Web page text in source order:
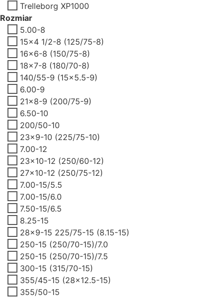
Trelleborg XP1000
Rozmiar
5.00-8
15x4 1/2-8 (125/75-8)
16x6-8 (150/75-8)
18x7-8 (180/70-8)
140/55-9 (15x5.5-9)
6.00-9
21x8-9 (200/75-9)
6.50-10
200/50-10
23x9-10 (225/75-10)
7.00-12
23x10-12 (250/60-12)
27x10-12 (250/75-12)
7.00-15/5.5
7.00-15/6.0
7.50-15/6.5
8.25-15
28x9-15 225/75-15 (8.15-15)
250-15 (250/70-15)/7.0
250-15 (250/70-15)/7.5
300-15 (315/70-15)
355/45-15 (28x12.5-15)
355/50-15